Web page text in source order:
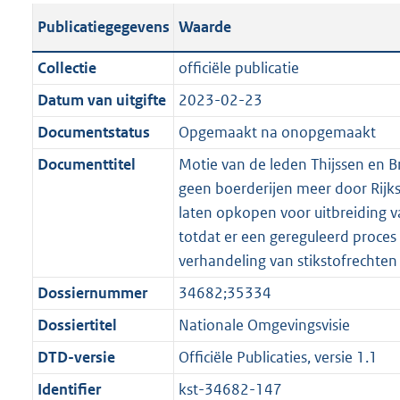
a
i
e
i
n
f
t
e
3
K
b
c
t
i
e
i
n
a
t
t
:
K
b
i
a
t
i
e
i
a
a
t
t
e
2
K
b
l
c
a
t
i
e
m
a
a
o
t
:
5
K
a
n
d
s
g
r
o
o
t
t
e
:
2
K
b
a
n
d
s
g
o
o
t
t
e
:
2
K
b
Publicatiegegevens Waarde
Collectie
officiële publicatie
Datum van uitgifte
2023-02-23
Documentstatus
Opgemaakt na onopgemaakt
Documenttitel
Motie van de leden Thijssen en
geen boerderijen meer door
laten opkopen voor uitbreiding
totdat er een gereguleerd proces
verhandeling van stikstofrechten
Dossiernummer
34682;35334
Dossiertitel
Nationale Omgevingsvisie
DTD-versie
Officiële Publicaties, versie 1.1
Identifier
kst-34682-147